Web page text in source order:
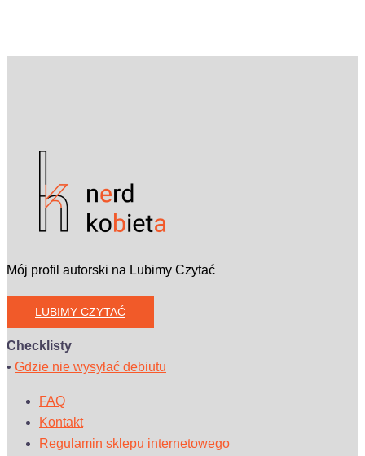
Mój profil autorski na Lubimy Czytać
LUBIMY CZYTAĆ
Checklisty
• Gdzie nie wysyłać debiutu
FAQ
Kontakt
Regulamin sklepu internetowego